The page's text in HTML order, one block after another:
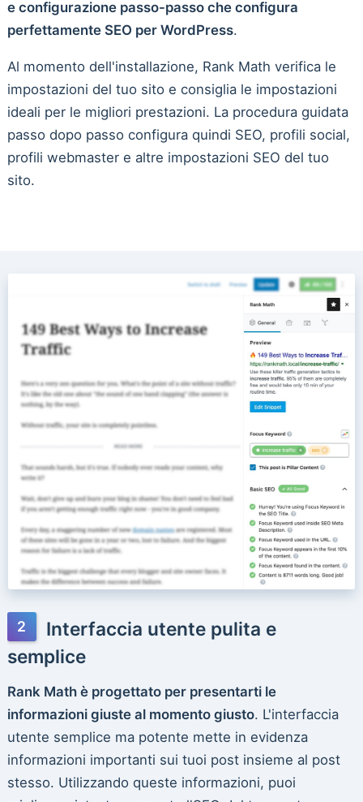
e configurazione passo-passo che configura
perfettamente SEO per WordPress.
Al momento dell'installazione, Rank Math verifica le
impostazioni del tuo sito e consiglia le impostazioni
ideali per le migliori prestazioni. La procedura guidata
passo dopo passo configura quindi SEO, profili social,
profili webmaster e altre impostazioni SEO del tuo
sito.
Interfaccia utente pulita e
semplice
Rank Math è progettato per presentarti le
informazioni giuste al momento giusto. L'interfaccia
utente semplice ma potente mette in evidenza
informazioni importanti sui tuoi post insieme al post
stesso. Utilizzando queste informazioni, puoi